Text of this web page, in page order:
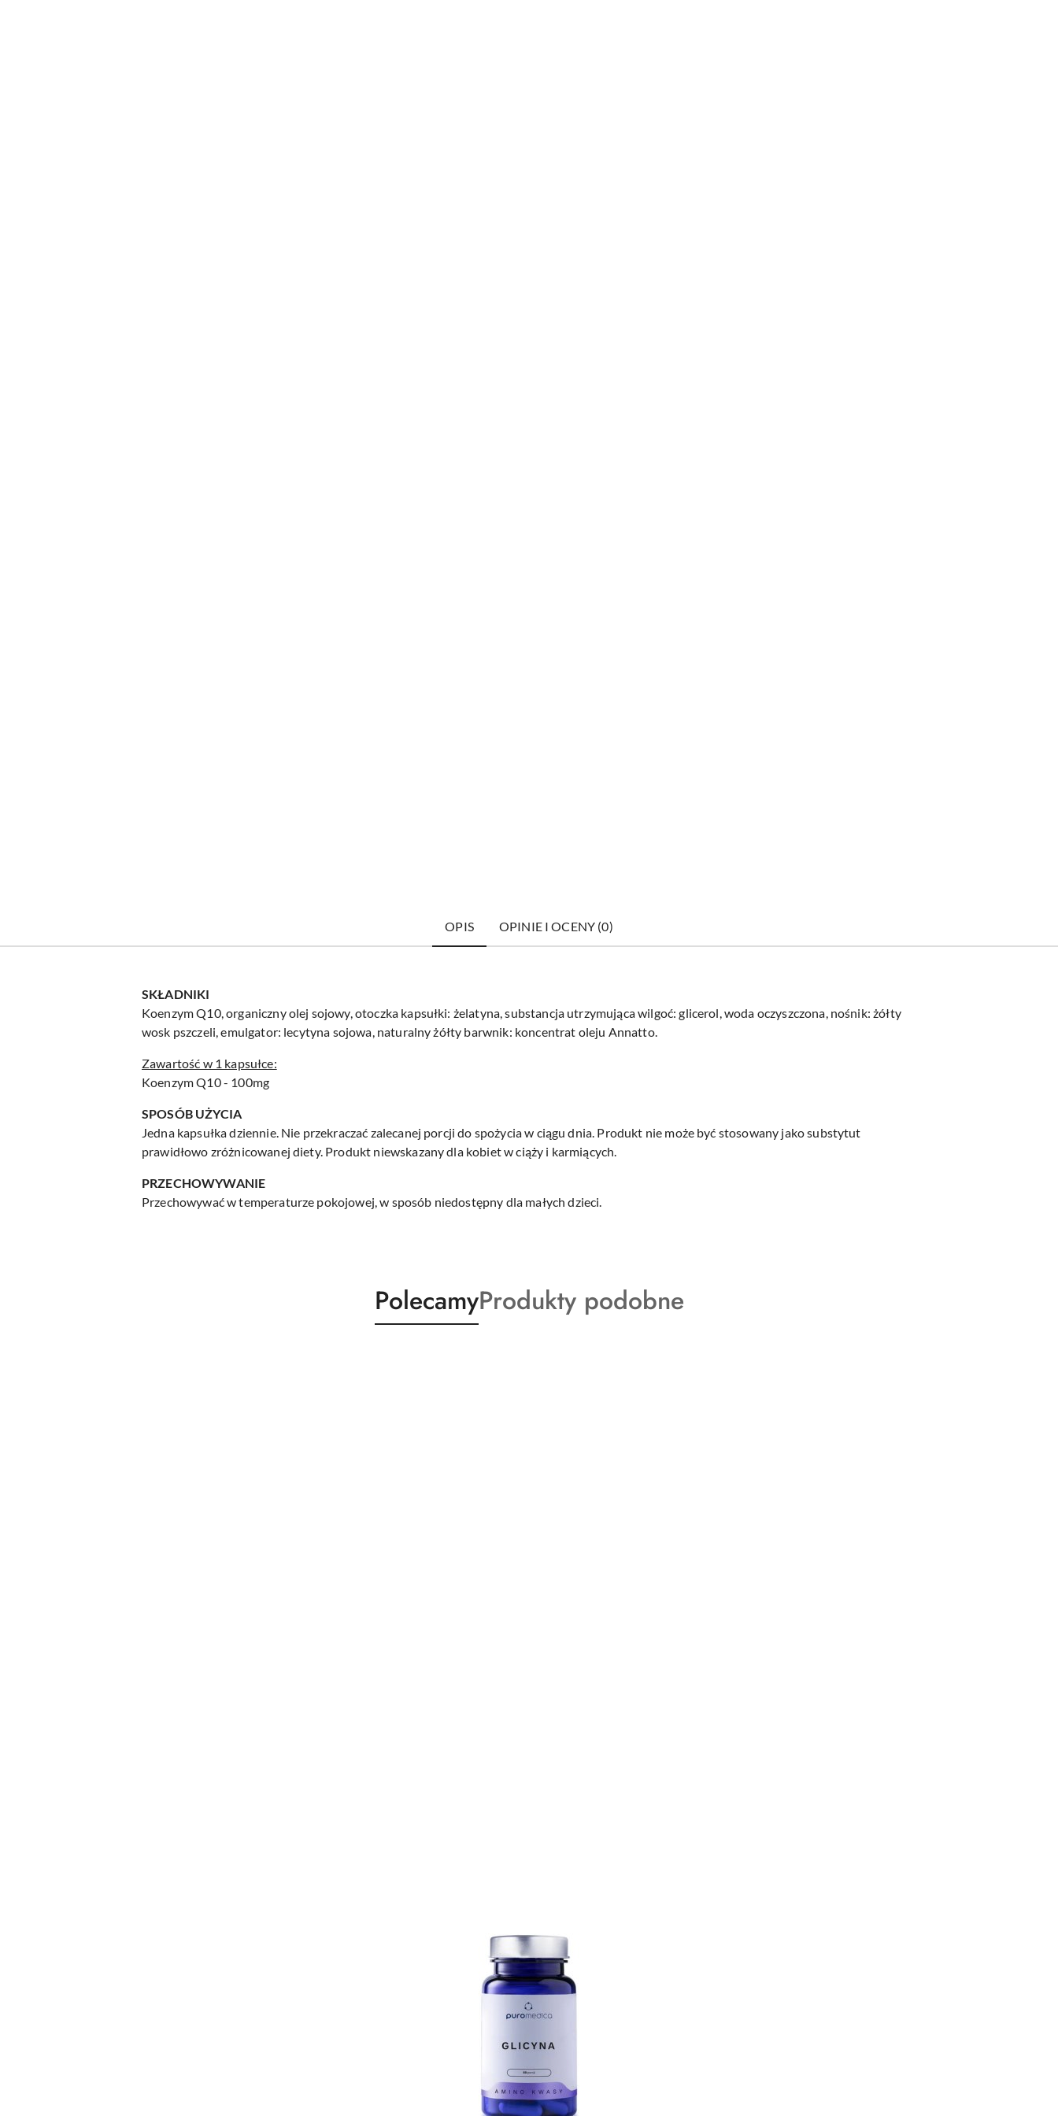
OPIS OPINIE I OCENY (0)
SKŁADNIKI
Koenzym Q10, organiczny olej sojowy, otoczka kapsułki: żelatyna, substancja utrzymująca wilgoć: glicerol, woda oczyszczona, nośnik: żółty
wosk pszczeli, emulgator: lecytyna sojowa, naturalny żółty barwnik: koncentrat oleju Annatto.
Zawartość w 1 kapsułce:
Koenzym Q10 - 100mg
SPOSÓB UŻYCIA
Jedna kapsułka dziennie. Nie przekraczać zalecanej porcji do spożycia w ciągu dnia. Produkt nie może być stosowany jako substytut
prawidłowo zróżnicowanej diety. Produkt niewskazany dla kobiet w ciąży i karmiących.
PRZECHOWYWANIE
Przechowywać w temperaturze pokojowej, w sposób niedostępny dla małych dzieci.
Produkty
o
PolecamyProdukty
o
Produkty podobne